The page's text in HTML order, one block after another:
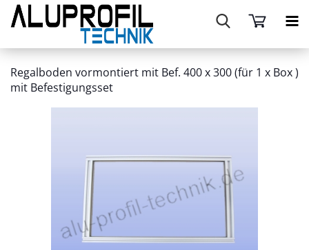
Regalboden vormontiert mit Bef. 400 x 300 (für 1 x Box )
mit Befestigungsset